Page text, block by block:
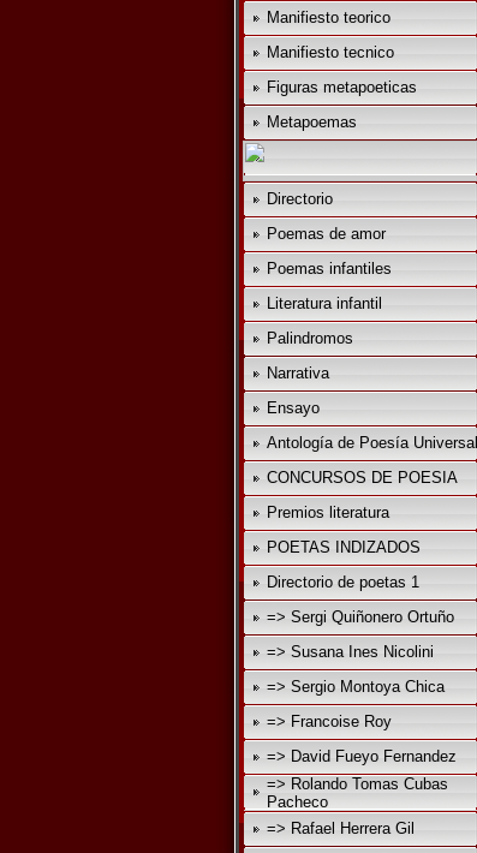
Manifiesto teorico
Manifiesto tecnico
Figuras metapoeticas
Metapoemas
Directorio
Poemas de amor
Poemas infantiles
Literatura infantil
Palindromos
Narrativa
Ensayo
Antología de Poesía Universal
CONCURSOS DE POESIA
Premios literatura
POETAS INDIZADOS
Directorio de poetas 1
=> Sergi Quiñonero Ortuño
=> Susana Ines Nicolini
=> Sergio Montoya Chica
=> Francoise Roy
=> David Fueyo Fernandez
=> Rolando Tomas Cubas
Pacheco
=> Rafael Herrera Gil